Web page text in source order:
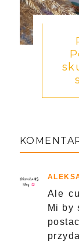
Ale
Mi by